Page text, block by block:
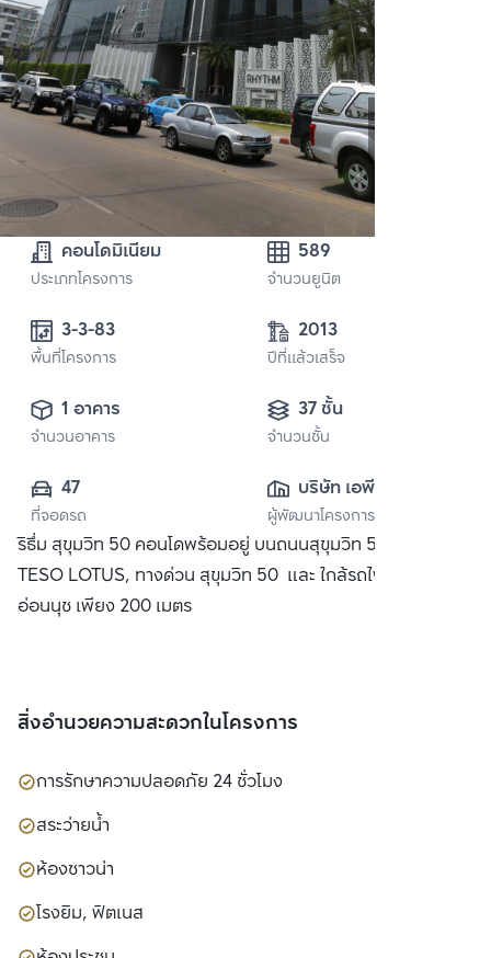
คอนโดมิเนียม
ประเภทโครงการ
589
จำนวนยูนิต
3-3-83
พื้นที่โครงการ
2013
ปีที่แล้วเสร็จ
1 อาคาร
จำนวนอาคาร
37 ชั้น
จำนวนชั้น
47
ที่จอดรถ
บริษัท เอพี (ไทย
แลนด์)
จำกัด(มหาชน)
ผู้พัฒนาโครงการ
ริธึ่ม สุขุมวิท 50 คอนโดพร้อมอยู่ บนถนนสุขุมวิท 50 ใกล้ห้าง
TESO LOTUS, ทางด่วน สุขุมวิท 50 และ ใกล้รถไฟฟ้า BTS
อ่อนนุช เพียง 200 เมตร
สิ่งอำนวยความสะดวกในโครงการ
การรักษาความปลอดภัย 24 ชั่วโมง
สระว่ายน้ำ
ห้องซาวน่า
โรงยิม, ฟิตเนส